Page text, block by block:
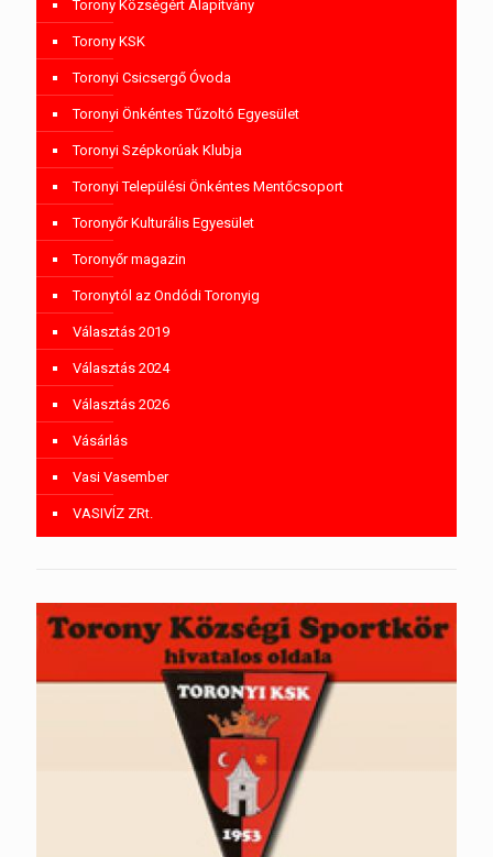
Torony Községért Alapítvány
Torony KSK
Toronyi Csicsergő Óvoda
Toronyi Önkéntes Tűzoltó Egyesület
Toronyi Szépkorúak Klubja
Toronyi Települési Önkéntes Mentőcsoport
Toronyőr Kulturális Egyesület
Toronyőr magazin
Toronytól az Ondódi Toronyig
Választás 2019
Választás 2024
Választás 2026
Vásárlás
Vasi Vasember
VASIVÍZ ZRt.